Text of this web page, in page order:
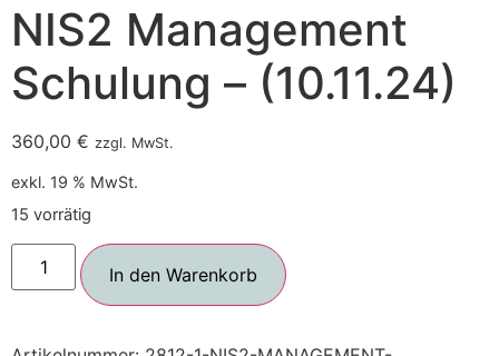
NIS2 Management
Schulung – (10.11.24)
360,00 € zzgl. MwSt.
exkl. 19 % MwSt.
15 vorrätig
In den Warenkorb